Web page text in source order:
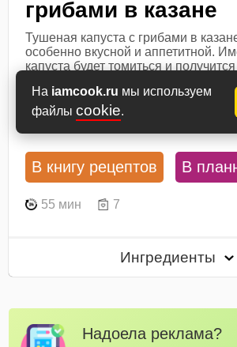
На iamcook.ru мы используем
файлы cookie.
грибами в казане
Тушеная капуста с грибами в
особенно вкусной и аппетитной.
капуста будет томиться и
специи. Подавать готовую капусту...
Посмотреть
В книгу рецептов В
55 мин 7
Ингредиенты
Надоела реклама?